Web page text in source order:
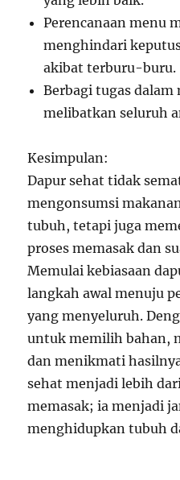
Perencanaan menu
menghindari
akibat terburu-buru.
Berbagi tugas
melibatkan seluruh
Kesimpulan:
Dapur sehat tidak
mengonsumsi
tubuh, tetapi juga
proses memasak dan
Memulai kebiasaan
langkah awal menuju
yang menyeluruh.
untuk memilih bahan,
dan menikmati
sehat menjadi lebih
memasak; ia menjadi
menghidupkan tubuh